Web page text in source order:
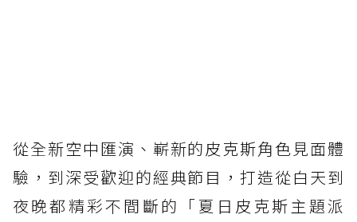
從全新空中匯演、嶄新的皮克斯角色見面體
驗，到深受歡迎的經典節目，打造從白天到
夜晚都精彩不間斷的「夏日皮克斯主題派